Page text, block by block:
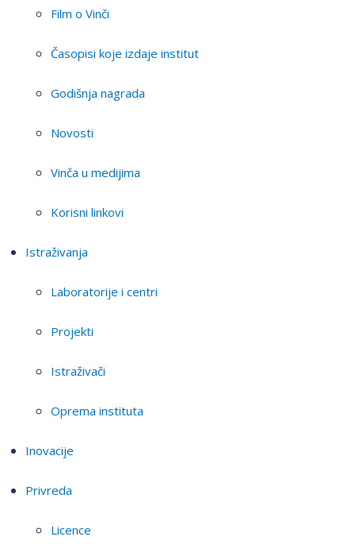
Film o Vinči
Časopisi koje izdaje institut
Godišnja nagrada
Novosti
Vinča u medijima
Korisni linkovi
Istraživanja
Laboratorije i centri
Projekti
Istraživači
Oprema instituta
Inovacije
Privreda
Licence